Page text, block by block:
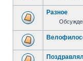
Разное